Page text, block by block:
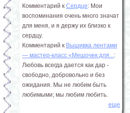
Комментарий к Сердце: Мои
воспоминания очень много значат
для меня, и я держу их близко к
сердцу.
Комментарий к Вышивка лентами
― мастер-класс «Мешочек для...:
Любовь всегда дается как дар -
свободно, добровольно и без
ожидания. Мы не любим быть
любимыми; мы любим любить.
еще